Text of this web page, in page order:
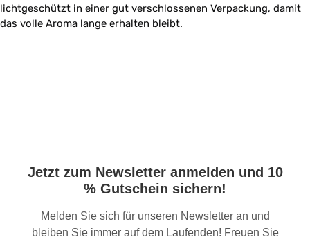
lichtgeschützt in einer gut verschlossenen Verpackung, damit
das volle Aroma lange erhalten bleibt.
Jetzt zum Newsletter anmelden und 10
% Gutschein sichern!
Melden Sie sich für unseren Newsletter an und
bleiben Sie immer auf dem Laufenden! Freuen Sie